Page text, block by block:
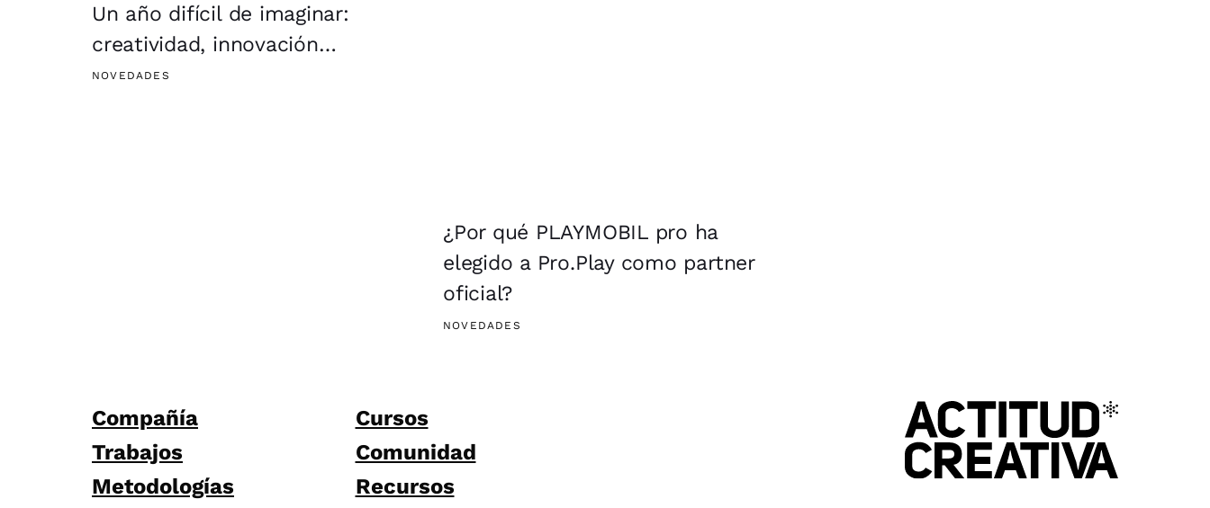
Un año difícil de imaginar:
creatividad, innovación…
NOVEDADES
¿Por qué PLAYMOBIL pro ha
elegido a Pro.Play como partner
oficial?
NOVEDADES
Compañía
Trabajos
Metodologías
Cursos
Comunidad
Recursos